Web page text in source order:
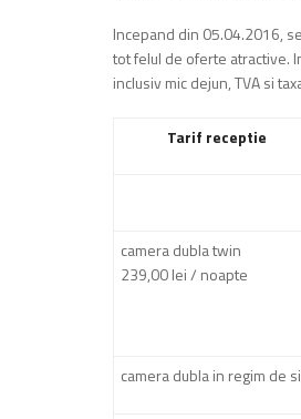
Incepand din 05.04.2016,
tot felul de oferte atractive.
inclusiv mic dejun, TVA si
Tarif receptie
camera dubla twin
239,00 lei / noapte
camera dubla in regim